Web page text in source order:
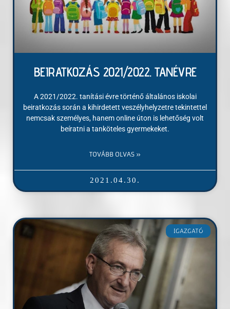
BEIRATKOZÁS 2021/2022. TANÉVRE
A 2021/2022. tanítási évre történő általános iskolai
beiratkozás során a kihirdetett veszélyhelyzetre tekintettel
nemcsak személyes, hanem online úton is lehetőség volt
beíratni a tanköteles gyermekeket.
TOVÁBB OLVAS »
2021.04.30.
IGAZGATÓ